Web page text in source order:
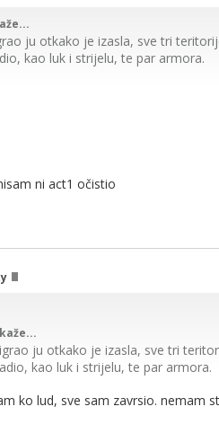
ju otkako je izasla, sve tri
kao luk i strijelu, te par armora.
9/10
ni act1 očistio
ju otkako je izasla, sve tri
kao luk i strijelu, te par armora.
ko lud, sve sam zavrsio. nemam